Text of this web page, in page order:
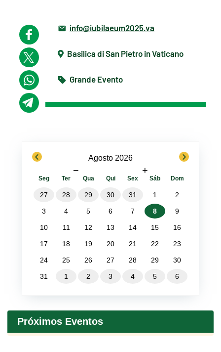
info@iubilaeum2025.va
Basilica di San Pietro in Vaticano
Grande Evento
previous Agosto 2026
− +
next
Seg Ter Qua Qui Sex Sáb Dom
27 28 29 30 31 1 2
3 4 5 6 7 8 9
10 11 12 13 14 15 16
17 18 19 20 21 22 23
24 25 26 27 28 29 30
31 1 2 3 4 5 6
Próximos Eventos